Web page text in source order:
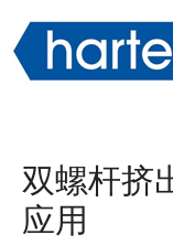
双螺杆挤
应用